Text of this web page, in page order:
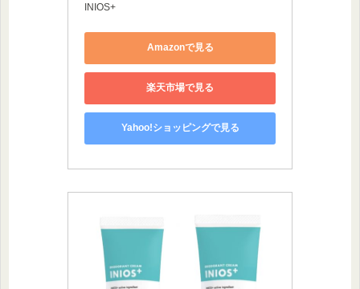
INIOS+
Amazonで見る
楽天市場で見る
Yahoo!ショッピングで見る